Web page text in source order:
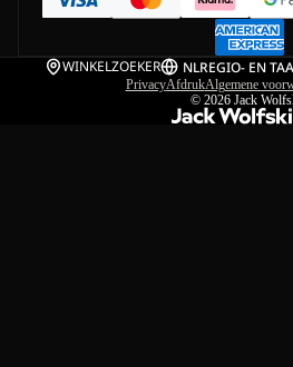
WINKELZOEKER NLREGIO- EN
PrivacyAfdrukAlgemene
© 2026 Jack